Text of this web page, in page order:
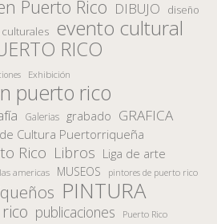
Puerto Rico DIBUJO diseño
evento cultural
RICO
Exhibición
puerto rico
Galerias grabado GRAFICA
Cultura Puertorriqueña
Rico Libros Liga de arte
americas MUSEOS pintores de puerto rico
PINTURA
publicaciones Puerto Rico